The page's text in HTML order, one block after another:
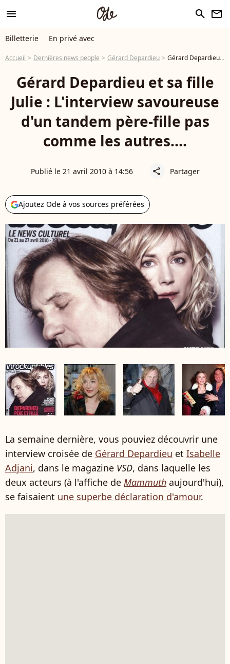
menu search newsletter
Billetterie En privé avec
Accueil Dernières news people Gérard Depardieu Gérard Depardieu et sa fille Julie : L'interview savoureuse d'un tandem père-fille pas comme les autres....
Gérard Depardieu et sa fille
Julie : L'interview savoureuse
d'un tandem père-fille pas
comme les autres....
Publié le 21 avril 2010 à 14:56 share Partager
Ajoutez Ode à vos sources préférées
La semaine dernière, vous pouviez découvrir une
interview croisée de Gérard Depardieu et Isabelle
Adjani, dans le magazine VSD, dans laquelle les
deux acteurs (à l'affiche de Mammuth aujourd'hui),
se faisaient une superbe déclaration d'amour.